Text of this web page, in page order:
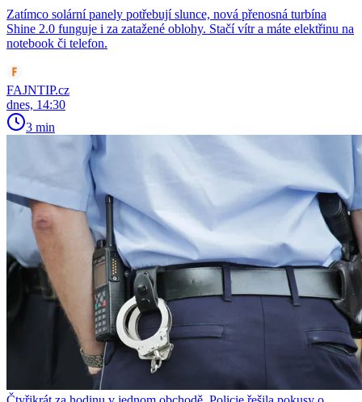
Zatímco solární panely potřebují slunce, nová přenosná turbína
Shine 2.0 funguje i za zatažené oblohy. Stačí vítr a máte elektřinu na
notebook či telefon.
FAJNTIP.cz
dnes, 14:30
3 min